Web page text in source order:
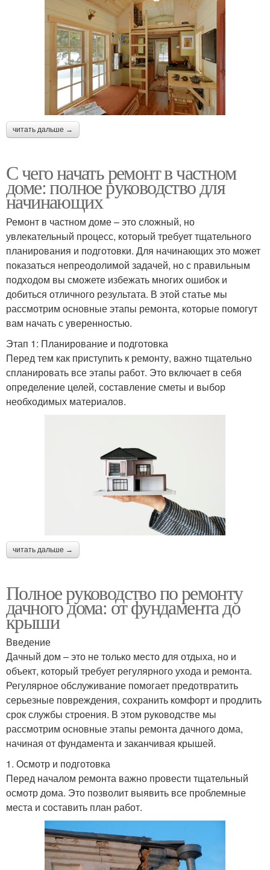
читать дальше →
С чего начать ремонт в частном
доме: полное руководство для
начинающих
Ремонт в частном доме – это сложный, но
увлекательный процесс, который требует тщательного
планирования и подготовки. Для начинающих это может
показаться непреодолимой задачей, но с правильным
подходом вы сможете избежать многих ошибок и
добиться отличного результата. В этой статье мы
рассмотрим основные этапы ремонта, которые помогут
вам начать с уверенностью.
Этап 1: Планирование и подготовка
Перед тем как приступить к ремонту, важно тщательно
спланировать все этапы работ. Это включает в себя
определение целей, составление сметы и выбор
необходимых материалов.
читать дальше →
Полное руководство по ремонту
дачного дома: от фундамента до
крыши
Введение
Дачный дом – это не только место для отдыха, но и
объект, который требует регулярного ухода и ремонта.
Регулярное обслуживание помогает предотвратить
серьезные повреждения, сохранить комфорт и продлить
срок службы строения. В этом руководстве мы
рассмотрим основные этапы ремонта дачного дома,
начиная от фундамента и заканчивая крышей.
1. Осмотр и подготовка
Перед началом ремонта важно провести тщательный
осмотр дома. Это позволит выявить все проблемные
места и составить план работ.